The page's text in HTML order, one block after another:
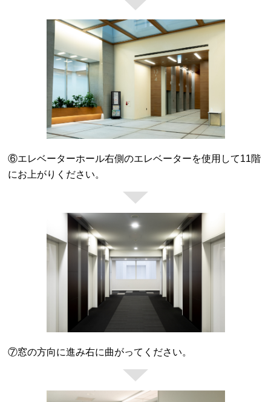
⑥エレベーターホール右側のエレベーターを使用して11階
にお上がりください。
⑦窓の方向に進み右に曲がってください。